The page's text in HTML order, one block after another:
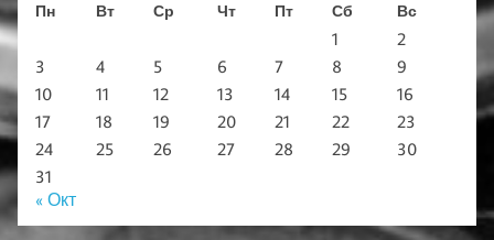
Пн Вт Ср Чт Пт Сб Вс
1
2
3
4 5 6 7 8
9
10
11 12 13 14 15
16
17
18 19 20 21 22
23
24
25 26 27 28 29
30
31
« Окт